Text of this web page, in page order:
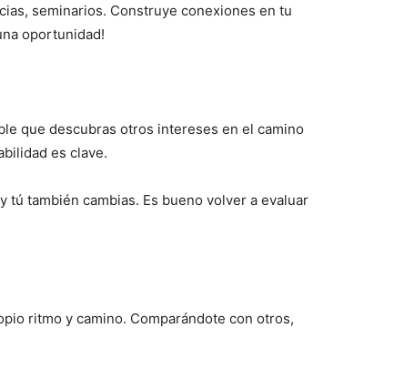
seminarios. Construye conexiones en tu
oportunidad!
que descubras otros intereses en el camino
es clave.
tú también cambias. Es bueno volver a evaluar
ritmo y camino. Comparándote con otros,